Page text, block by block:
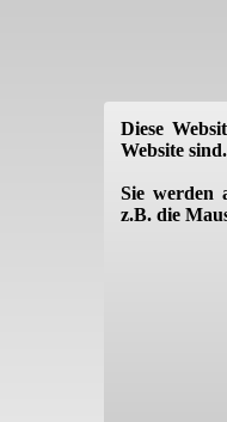
Diese
Website sind.
Sie werden
z.B. die